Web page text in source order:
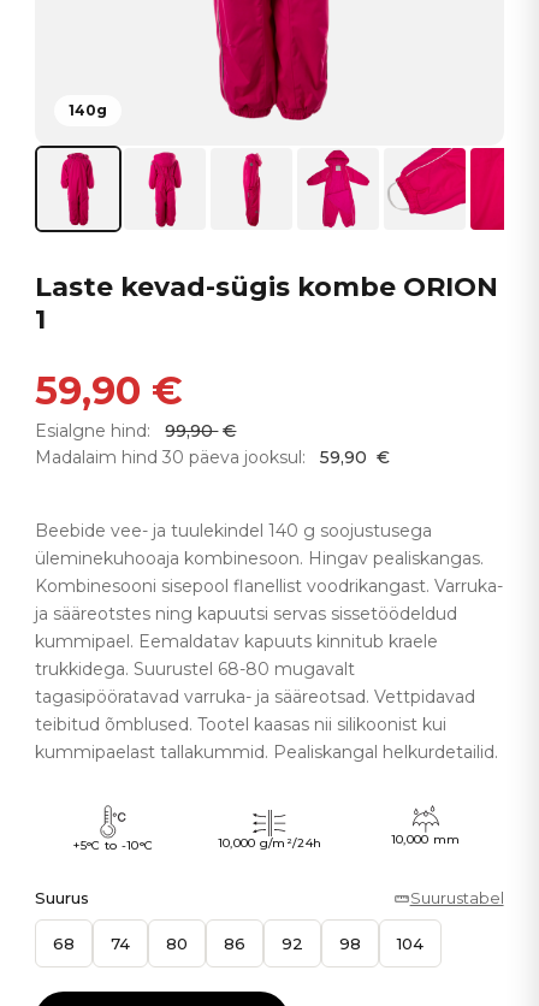
140g
Laste kevad-sügis kombe ORION
1
59,90 €
Esialgne hind: 99,90 €
Madalaim hind 30 päeva jooksul:
59,90 €
Beebide vee- ja tuulekindel 140 g soojustusega
üleminekuhooaja kombinesoon. Hingav pealiskangas.
Kombinesooni sisepool flanellist voodrikangast. Varruka-
ja sääreotstes ning kapuutsi servas sissetöödeldud
kummipael. Eemaldatav kapuuts kinnitub kraele
trukkidega. Suurustel 68-80 mugavalt
tagasipööratavad varruka- ja sääreotsad. Vettpidavad
teibitud õmblused. Tootel kaasas nii silikoonist kui
kummipaelast tallakummid. Pealiskangal helkurdetailid.
+5°C to -10°C 10,000 g/m²/24h 10,000 mm
Suurus Suurustabel
68 74 80 86 92 98 104